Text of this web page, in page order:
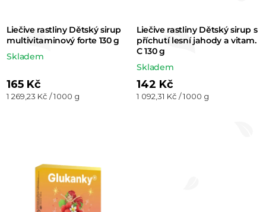
ů
Liečive rastliny Dětský sirup
multivitaminový forte 130 g
Skladem
165 Kč
Měrná
1 269,23 Kč / 1000 g
Liečive rastliny Dětský sirup s
příchutí lesní jahody a vitam.
C 130 g
Skladem
142 Kč
Měrná
1 092,31 Kč / 1000 g